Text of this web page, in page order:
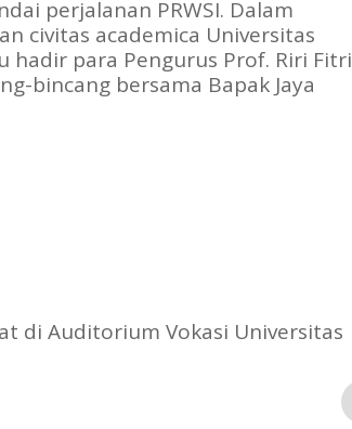
perjalanan PRWSI. Dalam
civitas academica Universitas
hadir para Pengurus Prof. Riri Fitri
bincang bersama Bapak Jaya
di Auditorium Vokasi Universitas